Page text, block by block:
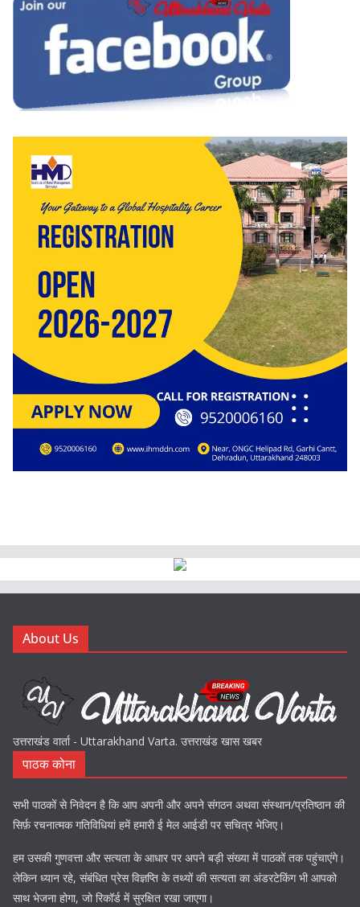
About Us
उत्तराखंड वार्ता - Uttarakhand Varta. उत्तराखंड खास खबर
पाठक कोना
सभी पाठकों से निवेदन है कि आप अपनी और अपने संगठन अथवा संस्थान/प्रतिष्ठान की
सिर्फ़ रचनात्मक गतिविधियां हमें हमारी ई मेल आईडी पर सचित्र भेजिए।
हम उसकी गुणवत्ता और सत्यता के आधार पर अपने बड़ी संख्या में पाठकों तक पहुंचाएंगे।
लेकिन ध्यान रहे, संबंधित प्रेस विज्ञप्ति के तथ्यों की सत्यता का अंडरटेकिंग भी आपको
साथ भेजना होगा, जो रिकॉर्ड में सुरक्षित रखा जाएगा।